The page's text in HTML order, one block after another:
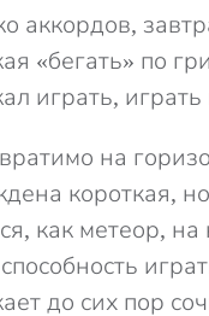
аккордов,
«бегать» по
играть, играть
на
короткая,
как метеор,
до сих пор